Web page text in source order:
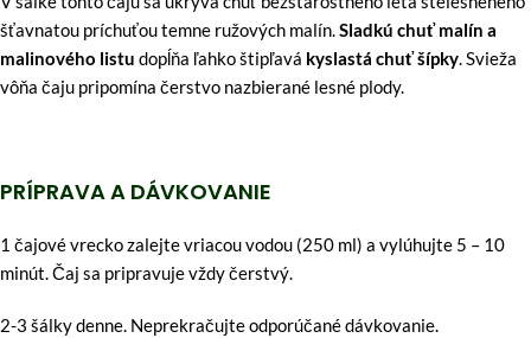
šťavnatou príchuťou temne ružových malín. Sladkú chuť malín a
malinového listu dopĺňa ľahko štipľavá kyslastá chuť šípky . Svieža
vôňa čaju pripomína čerstvo nazbierané lesné plody.
PRÍPRAVA A DÁVKOVANIE
1 čajové vrecko zalejte vriacou vodou (250 ml) a vylúhujte 5 – 10
minút. Čaj sa pripravuje vždy čerstvý.
2-3 šálky denne. Neprekračujte odporúčané dávkovanie.